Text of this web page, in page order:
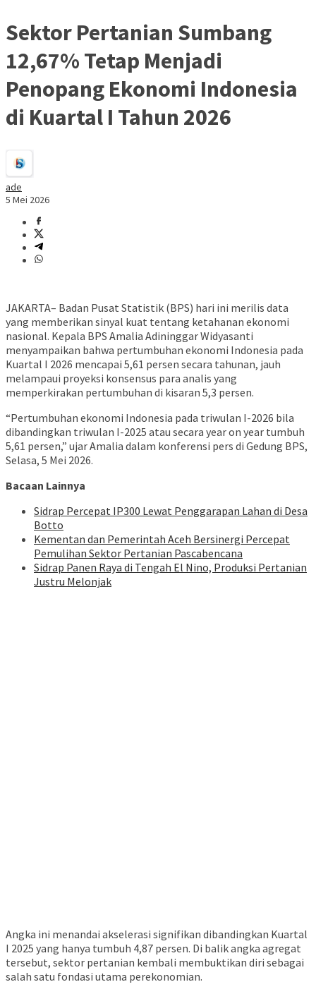
Sektor Pertanian Sumbang
12,67% Tetap Menjadi
Penopang Ekonomi Indonesia
di Kuartal I Tahun 2026
ade
5 Mei 2026
JAKARTA– Badan Pusat Statistik (BPS) hari ini merilis data
yang memberikan sinyal kuat tentang ketahanan ekonomi
nasional. Kepala BPS Amalia Adininggar Widyasanti
menyampaikan bahwa pertumbuhan ekonomi Indonesia pada
Kuartal I 2026 mencapai 5,61 persen secara tahunan, jauh
melampaui proyeksi konsensus para analis yang
memperkirakan pertumbuhan di kisaran 5,3 persen.
“Pertumbuhan ekonomi Indonesia pada triwulan I-2026 bila
dibandingkan triwulan I-2025 atau secara year on year tumbuh
5,61 persen,” ujar Amalia dalam konferensi pers di Gedung BPS,
Selasa, 5 Mei 2026.
Bacaan Lainnya
Sidrap Percepat IP300 Lewat Penggarapan Lahan di Desa
Botto
Kementan dan Pemerintah Aceh Bersinergi Percepat
Pemulihan Sektor Pertanian Pascabencana
Sidrap Panen Raya di Tengah El Nino, Produksi Pertanian
Justru Melonjak
Angka ini menandai akselerasi signifikan dibandingkan Kuartal
I 2025 yang hanya tumbuh 4,87 persen. Di balik angka agregat
tersebut, sektor pertanian kembali membuktikan diri sebagai
salah satu fondasi utama perekonomian.